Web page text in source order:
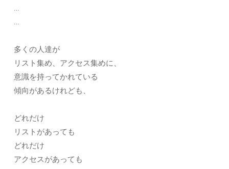
…
…
多くの人達が
リスト集め、アクセス集めに、
意識を持ってかれている
傾向があるけれども、
どれだけ
リストがあっても
どれだけ
アクセスがあっても